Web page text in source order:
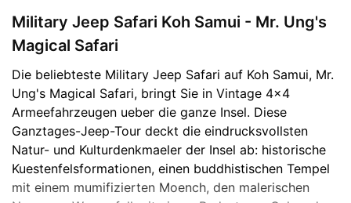
Military Jeep Safari Koh Samui - Mr. Ung's
Magical Safari
Die beliebteste Military Jeep Safari auf Koh Samui, Mr.
Ung's Magical Safari, bringt Sie in Vintage 4×4
Armeefahrzeugen ueber die ganze Insel. Diese
Ganztages-Jeep-Tour deckt die eindrucksvollsten
Natur- und Kulturdenkmaeler der Insel ab: historische
Kuestenfelsformationen, einen buddhistischen Tempel
mit einem mumifizierten Moench, den malerischen